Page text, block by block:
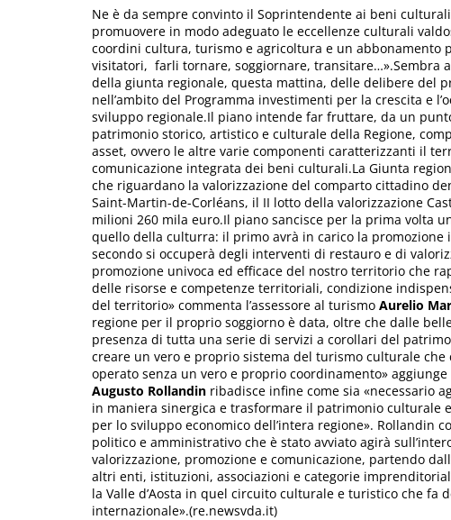
Ne è da sempre convinto il Soprintendente ai beni culturali
promuovere in modo adeguato le eccellenze culturali
coordini cultura, turismo e agricoltura e un abbonamento
visitatori, farli tornare, soggiornare, transitare…».Sembra
della giunta regionale, questa mattina, delle delibere del
nell’ambito del Programma investimenti per la crescita e
sviluppo regionale.Il piano intende far fruttare, da un
patrimonio storico, artistico e culturale della Regione,
asset, ovvero le altre varie componenti caratterizzanti il
comunicazione integrata dei beni culturali.La Giunta
che riguardano la valorizzazione del comparto cittadino
Saint-Martin-de-Corléans, il II lotto della valorizzazione
milioni 260 mila euro.Il piano sancisce per la prima volta
quello della culturra: il primo avrà in carico la
secondo si occuperà degli interventi di restauro e di
promozione univoca ed efficace del nostro territorio che
delle risorse e competenze territoriali, condizione
del territorio» commenta l’assessore al turismo Aurelio
regione per il proprio soggiorno è data, oltre che dalle
presenza di tutta una serie di servizi a corollari del
creare un vero e proprio sistema del turismo culturale
operato senza un vero e proprio coordinamento» aggiunge
Augusto Rollandin ribadisce infine come sia «necessario
in maniera sinergica e trasformare il patrimonio culturale
per lo sviluppo economico dell’intera regione». Rollandin
politico e amministrativo che è stato avviato agirà
valorizzazione, promozione e comunicazione, partendo
altri enti, istituzioni, associazioni e categorie
la Valle d’Aosta in quel circuito culturale e turistico che fa
internazionale».(re.newsvda.it)